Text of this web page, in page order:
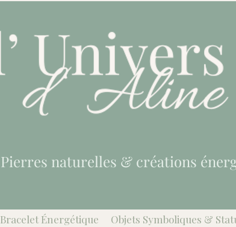
Pierres naturelles & créations
Bracelet Énergétique Objets Symboliques &